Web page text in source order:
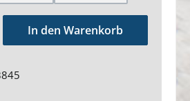
den gewünschten Wert ein oder
In den Warenkorb